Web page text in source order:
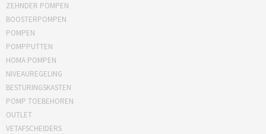
ZEHNDER POMPEN
BOOSTERPOMPEN
POMPEN
POMPPUTTEN
HOMA POMPEN
NIVEAUREGELING
BESTURINGSKASTEN
POMP TOEBEHOREN
OUTLET
VETAFSCHEIDERS